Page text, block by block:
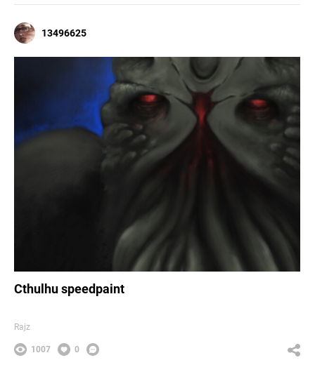
13496625
Cthulhu speedpaint
Rajz
1007 0